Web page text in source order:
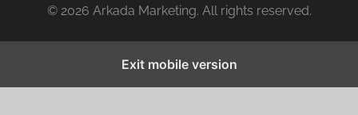
© 2026 Arkada Marketing. All rights reserved.
Exit mobile version